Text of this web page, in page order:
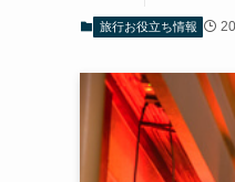
旅行お役立ち情報